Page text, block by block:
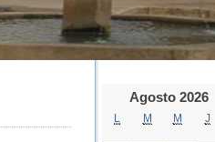
Agosto 2026
M M J